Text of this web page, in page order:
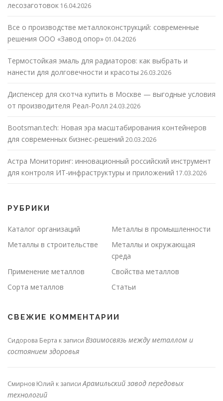
лесозаготовок 16.04.2026
Все о производстве металлоконструкций: современные
решения ООО «Завод опор» 01.04.2026
Термостойкая эмаль для радиаторов: как выбрать и
нанести для долговечности и красоты 26.03.2026
Диспенсер для скотча купить в Москве — выгодные условия
от производителя Реал-Ролл 24.03.2026
Bootsman.tech: Новая эра масштабирования контейнеров
для современных бизнес-решений 20.03.2026
Астра Мониторинг: инновационный российский инструмент
для контроля ИТ-инфраструктуры и приложений 17.03.2026
РУБРИКИ
Каталог организаций
Металлы в промышленности
Металлы в строительстве
Металлы и окружающая
среда
Применение металлов
Свойства металлов
Сорта металлов
Статьи
СВЕЖИЕ КОММЕНТАРИИ
Сидорова Берта к записи Взаимосвязь между металлом и
состоянием здоровья
Смирнов Юлий к записиАрамильский завод передовых
технологий